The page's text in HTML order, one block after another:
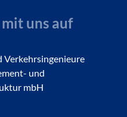
uns auf
Verkehrsingenieure
und
mbH